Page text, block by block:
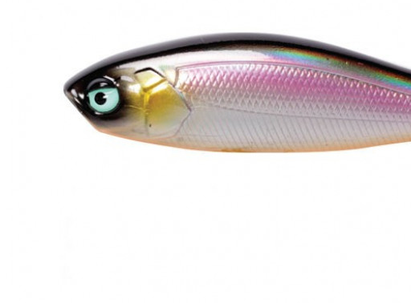
ЧОВНИ ТА МОТОРИ